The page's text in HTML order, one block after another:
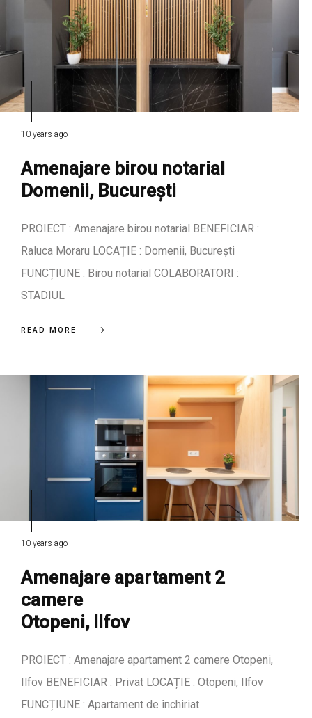
10 years ago
Amenajare birou notarial
Domenii, București
PROIECT : Amenajare birou notarial BENEFICIAR :
Raluca Moraru LOCAȚIE : Domenii, București
FUNCȚIUNE : Birou notarial COLABORATORI :
STADIUL
READ MORE
10 years ago
Amenajare apartament 2
camere
Otopeni, Ilfov
PROIECT : Amenajare apartament 2 camere Otopeni,
Ilfov BENEFICIAR : Privat LOCAȚIE : Otopeni, Ilfov
FUNCȚIUNE : Apartament de închiriat